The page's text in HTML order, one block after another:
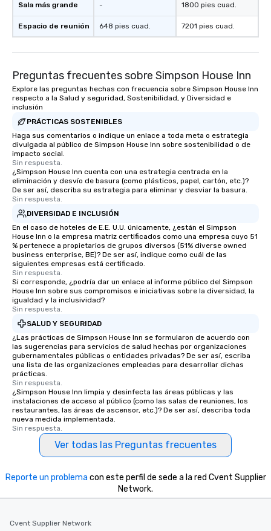
ways to network, but a more convivial
way to do so. Large Groups Welcome
Lip Smacking Foodie Tours is ideal for
groups from as few as 1 to as many
as 500 guests, making us an ideal
choice for any corporate group event.
Stress-Free Booking Process Booking
a tour is stress-free and allows you to
enjoy the company of your guests
more easily. You’ll take comfort
knowing that everything is taken care
of from the moment the tour is
booked to the minute it concludes.
Since the menu is already set, you
have nothing to worry about. Just
date any dietary restrictions and food
allergies for anyone in your group.
Feel Like a VIP at Each Stop With Lip
Smacking Foodie Tours, you and your
group members never have to worry
about waiting in line to get into a top
restaurant or being shown to a less
than desirable table. On our tours,
everyone is treated like a VIP with
immediate seating upon arrival.
What’s more, your group may receive
a special warm welcome personally
from the restaurant chef. Menus can
be printed featuring your logo, too,
which can be an added bonus for all
those Instagram moments you share.
For added ease, we can even arrange
transportation pick-up and drop-off,
for groups that desire an extra luxe
experience, we can also arrange for
an evening helicopter ride over the
Memorable Experience for All Lip
creating a swinging
hour, to providing
for dinner which lead
wedding day a
options available for
Sala más grande
Espacio de reunión
-
648 pies cuad.
1800 pies cuad.
7201 pies cuad.
Preguntas frecuentes sobre Simpson House Inn
Explore las preguntas hechas con frecuencia sobre Simpson House Inn
respecto a la Salud y seguridad, Sostenibilidad, y Diversidad e
inclusión
PRÁCTICAS SOSTENIBLES
Haga sus comentarios o indique un enlace a toda meta o estrategia
divulgada al público de Simpson House Inn sobre sostenibilidad o de
impacto social.
Sin respuesta.
¿Simpson House Inn cuenta con una estrategia centrada en la
eliminación y desvío de basura (como plásticos, papel, cartón, etc.)?
De ser así, describa su estrategia para eliminar y desviar la basura.
Sin respuesta.
DIVERSIDAD E INCLUSIÓN
En el caso de hoteles de E.E. U.U. únicamente, ¿están el Simpson
House Inn o la empresa matriz certificados como una empresa cuyo 51
% pertenece a propietarios de grupos diversos (51% diverse owned
business enterprise, BE)? De ser así, indique como cuál de las
siguientes empresas está certificado.
Sin respuesta.
Si corresponde, ¿podría dar un enlace al informe público del Simpson
House Inn sobre sus compromisos e iniciativas sobre la diversidad, la
igualdad y la inclusividad?
Sin respuesta.
SALUD Y SEGURIDAD
¿Las prácticas de Simpson House Inn se formularon de acuerdo con
las sugerencias para servicios de salud hechas por organizaciones
gubernamentales públicas o entidades privadas? De ser así, escriba
una lista de las organizaciones empleadas para desarrollar dichas
prácticas.
Sin respuesta.
¿Simpson House Inn limpia y desinfecta las áreas públicas y las
instalaciones de acceso al público (como las salas de reuniones, los
restaurantes, las áreas de ascensor, etc.)? De ser así, describa toda
nueva medida implementada.
Sin respuesta.
Ver todas las Preguntas frecuentes
Reporte un problema con este perfil de sede a la red Cvent Supplier
Network.
Cvent Supplier Network